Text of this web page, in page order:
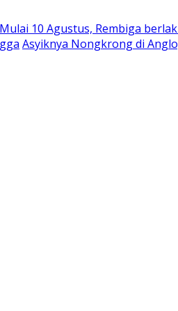
Mulai 10 Agustus, Rembiga
Asyiknya Nongkrong di